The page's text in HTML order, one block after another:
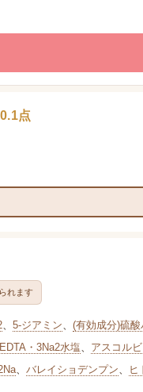
点
れます
、 5-ジアミン、 (有効成分)硫
・3Na2水塩、 アスコル
、 バレイショデンプン、 ヒ